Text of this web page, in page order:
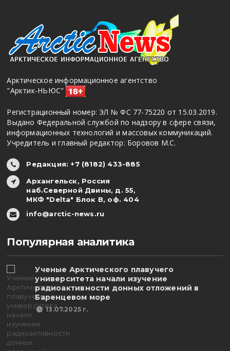
Арктическое информационное агентство
"Арктик-НЬЮС"
Регистрационный номер: ЭЛ № ФС 77-75220 от 15.03.2019.
Выдано Федеральной службой по надзору в сфере связи,
информационных технологий и массовых коммуникаций.
Учредитель и главный редактор: Боровов М.С.
Редакция: +7 (8182) 433-885
Архангельск, Россия
наб.Северной Двины, д. 55,
МКФ "Delta" Блок В, оф. 404
info@arctic-news.ru
Популярная аналитика
Ученые Арктического плавучего
университета начали изучение
радиоактивности донных отложений в
Баренцевом море
13.07.2025 г.